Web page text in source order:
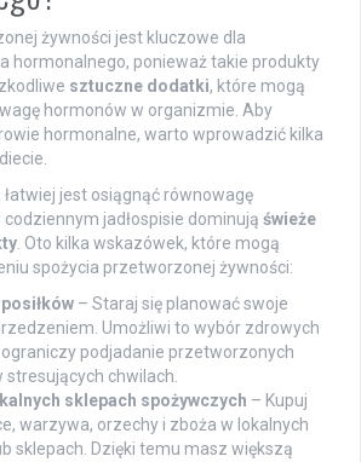
żywności jest kluczowe dla
hormonalnego, ponieważ takie produkty
sztuczne dodatki, które mogą
hormonów w organizmie. Aby
hormonalne, warto wprowadzić kilka
jest osiągnąć równowagę
jadłospisie dominują świeże
. Oto kilka wskazówek, które mogą
spożycia przetworzonej żywności:
– Staraj się planować swoje
Umożliwi to wybór zdrowych
ograniczy podjadanie przetworzonych
chwilach.
sklepach spożywczych – Kupuj
warzywa, orzechy i zboża w lokalnych
sklepach. Dzięki temu masz większą